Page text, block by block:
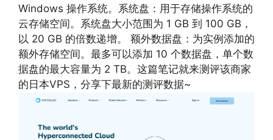
Windows 操作系统。系统盘：用于存储操作系统的
云存储空间。系统盘大小范围为 1 GB 到 100 GB，
以 20 GB 的倍数递增。 额外数据盘：为实例添加的
额外存储空间。最多可以添加 10 个数据盘，单个数
据盘的最大容量为 2 TB。这篇笔记就来测评该商家
的日本VPS，分享下最新的测评数据~